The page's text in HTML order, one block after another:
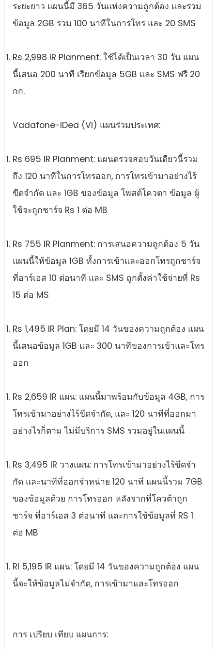
ระยะยาว แผนนี้มี 365 วันแห่งความถูกต้อง และรวม
ข้อมูล 2GB รวม 100 นาทีในการโทร และ 20 SMS
Rs 2,998 IR Planment: ใช้ได้เป็นเวลา 30 วัน แผน
นี้เสนอ 200 นาที เรียกข้อมูล 5GB และ SMS ฟรี 20
กก.
Vadafone-IDea (VI) แผนร่วมประเทศ:
Rs 695 IR Planment: แผนตรวจสอบวันเดียวนี้รวม
ถึง 120 นาทีในการโทรออก, การโทรเข้ามาอย่างไร้
ขีดจํากัด และ 1GB ของข้อมูล โพสต์โควตา ข้อมูล ผู้
ใช้จะถูกชาร์จ Rs 1 ต่อ MB
Rs 755 IR Planment: การเสนอความถูกต้อง 5 วัน
แผนนี้ให้ข้อมูล 1GB ทั้งการเข้าและออกโทรถูกชาร์จ
ที่อาร์เอส 10 ต่อนาที และ SMS ถูกตั้งค่าใช้จ่ายที่ Rs
15 ต่อ MS
Rs 1,495 IR Plan: โดยมี 14 วันของความถูกต้อง แผน
นี้เสนอข้อมูล 1GB และ 300 นาทีของการเข้าและโทร
ออก
Rs 2,659 IR แผน: แผนนี้มาพร้อมกับข้อมูล 4GB, การ
โทรเข้ามาอย่างไร้ขีดจํากัด, และ 120 นาทีที่ออกมา
อย่างไรก็ตาม ไม่มีบริการ SMS รวมอยู่ในแผนนี้
Rs 3,495 IR วางแผน: การโทรเข้ามาอย่างไร้ขีดจํา
กัด และนาทีที่ออกจําหน่าย 120 นาที แผนนี้รวม 7GB
ของข้อมูลด้วย การโทรออก หลังจากที่โควต้าถูก
ชาร์จ ที่อาร์เอส 3 ต่อนาที และการใช้ข้อมูลที่ RS 1
ต่อ MB
RI 5,195 IR แผน: โดยมี 14 วันของความถูกต้อง แผน
นี้จะให้ข้อมูลไม่จํากัด, การเข้ามาและโทรออก
การ เปรียบ เทียบ แผนการ: